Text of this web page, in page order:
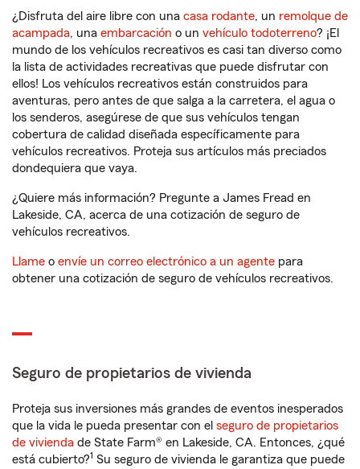
¿Disfruta del aire libre con una casa rodante, un remolque de
acampada, una embarcación o un vehículo todoterreno? ¡El
mundo de los vehículos recreativos es casi tan diverso como
la lista de actividades recreativas que puede disfrutar con
ellos! Los vehículos recreativos están construidos para
aventuras, pero antes de que salga a la carretera, el agua o
los senderos, asegúrese de que sus vehículos tengan
cobertura de calidad diseñada específicamente para
vehículos recreativos. Proteja sus artículos más preciados
dondequiera que vaya.
¿Quiere más información? Pregunte a James Fread en
Lakeside, CA, acerca de una cotización de seguro de
vehículos recreativos.
Llame o envíe un correo electrónico a un agente para
obtener una cotización de seguro de vehículos recreativos.
Seguro de propietarios de vivienda
Proteja sus inversiones más grandes de eventos inesperados
que la vida le pueda presentar con el seguro de propietarios
de vivienda de State Farm® en Lakeside, CA. Entonces, ¿qué
está cubierto?1 Su seguro de vivienda le garantiza que puede